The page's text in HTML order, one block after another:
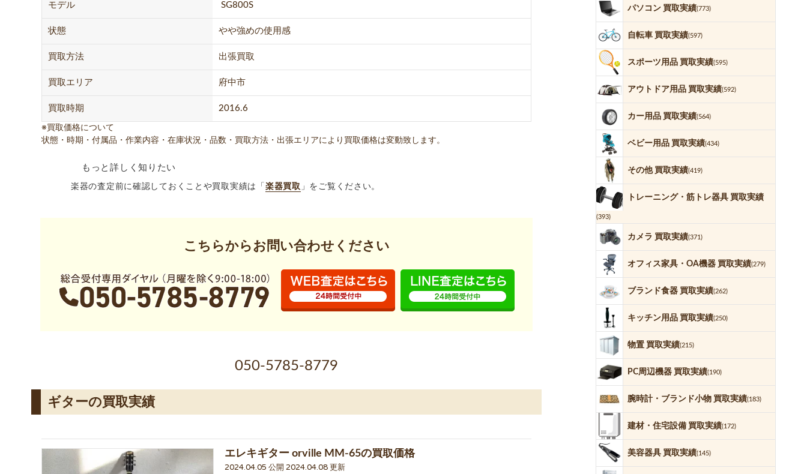
モデル SG800S
状態 やや強めの使用感
買取方法 出張買取
買取エリア 府中市
買取時期 2016.6
※買取価格について
状態・時期・付属品・作業内容・在庫状況・品数・買取方法・出張エリアにより買取価格は変動致します。
もっと詳しく知りたい
楽器の査定前に確認しておくことや買取実績は「 楽器買取 」をご覧ください。
こちらからお問い合わせください
050-5785-8779
ギターの買取実績
エレキギター orville MM-65の買取価格
2024.04.05 公開 2024.04.08 更新
パソコン 買取実績(773)
自転車 買取実績(597)
スポーツ用品 買取実績(595)
アウトドア用品 買取実績(592)
カー用品 買取実績(564)
ベビー用品 買取実績(434)
その他 買取実績(419)
トレーニング・筋トレ器具 買取実績
(393)
カメラ 買取実績(371)
オフィス家具・OA機器 買取実績(279)
ブランド食器 買取実績(262)
キッチン用品 買取実績(250)
物置 買取実績(215)
PC周辺機器 買取実績(190)
腕時計・ブランド小物 買取実績(183)
建材・住宅設備 買取実績(172)
美容器具 買取実績(145)